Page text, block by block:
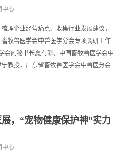
中心
理企业经营痛点、收集行业发展建议，
牧兽医学会中兽医学分会专项调研工作
会副秘书长夏有彩，中国畜牧兽医学会中
教授，广东省畜牧兽医学会中兽医分会
，“宠物健康保护神”实力
中心